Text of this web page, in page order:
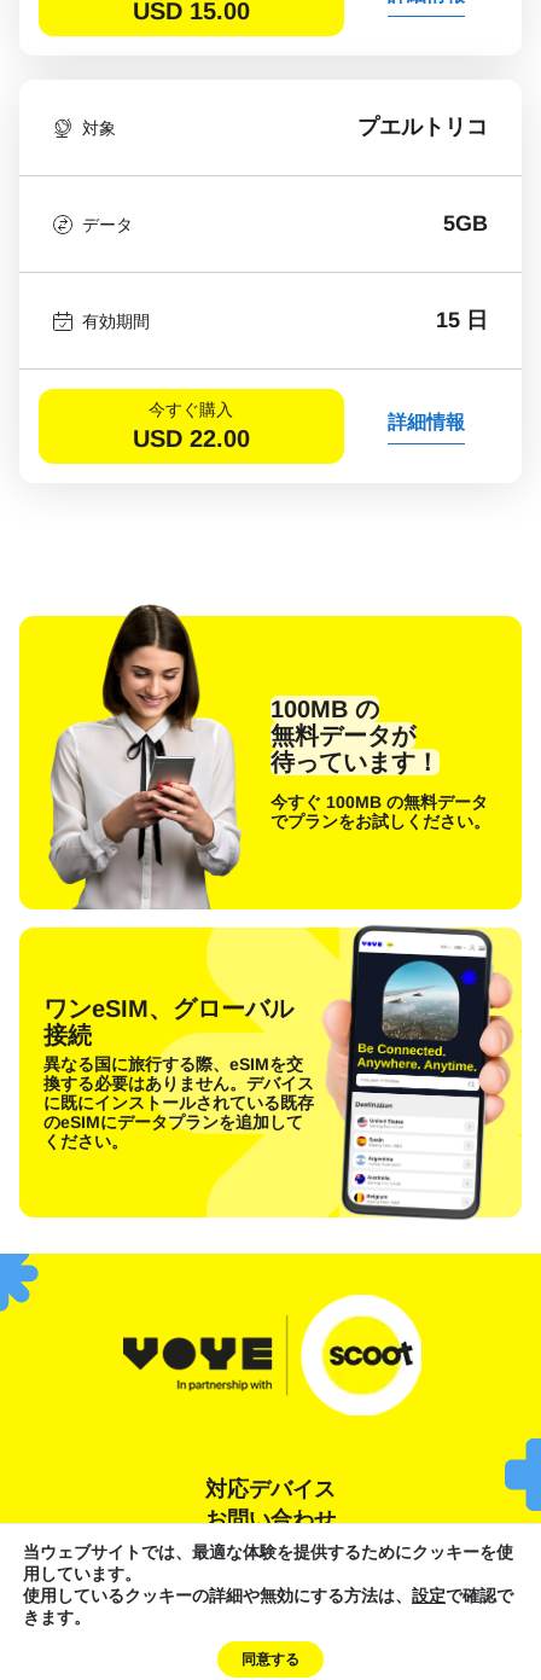
USD 15.00
対象 プエルトリコ
データ 5GB
有効期間 15 日
今すぐ購入
USD 22.00
詳細情報
100MB の
無料データが
待っています！
今すぐ 100MB の無料データ
でプランをお試しください。
ワンeSIM、グローバル
接続
異なる国に旅行する際、eSIMを交
換する必要はありません。デバイス
に既にインストールされている既存
のeSIMにデータプランを追加して
ください。
対応デバイス
お問い合わせ
利用規約 プライバシーポリシー クッキーポリシー
当ウェブサイトでは、最適な体験を提供するためにクッキーを使
用しています。
使用しているクッキーの詳細や無効にする方法は、 設定で確認で
きます。
同意する